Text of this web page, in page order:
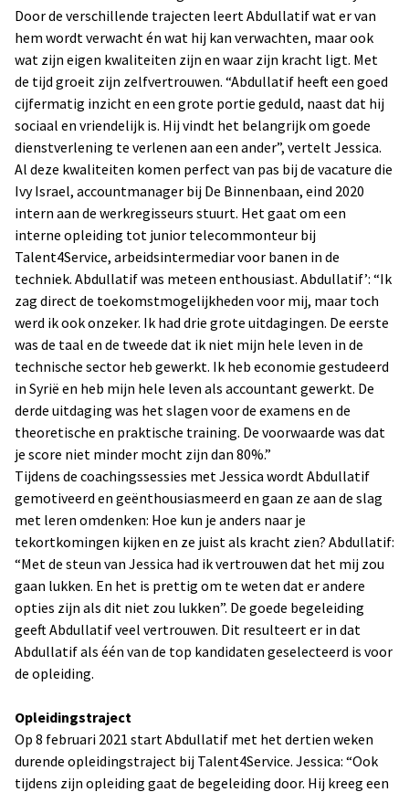
Door de verschillende trajecten leert Abdullatif wat er van
hem wordt verwacht én wat hij kan verwachten, maar ook
wat zijn eigen kwaliteiten zijn en waar zijn kracht ligt. Met
de tijd groeit zijn zelfvertrouwen. “Abdullatif heeft een goed
cijfermatig inzicht en een grote portie geduld, naast dat hij
sociaal en vriendelijk is. Hij vindt het belangrijk om goede
dienstverlening te verlenen aan een ander”, vertelt Jessica.
Al deze kwaliteiten komen perfect van pas bij de vacature die
Ivy Israel, accountmanager bij De Binnenbaan, eind 2020
intern aan de werkregisseurs stuurt. Het gaat om een
interne opleiding tot junior telecommonteur bij
Talent4Service, arbeidsintermediar voor banen in de
techniek. Abdullatif was meteen enthousiast. Abdullatif’: “Ik
zag direct de toekomstmogelijkheden voor mij, maar toch
werd ik ook onzeker. Ik had drie grote uitdagingen. De eerste
was de taal en de tweede dat ik niet mijn hele leven in de
technische sector heb gewerkt. Ik heb economie gestudeerd
in Syrië en heb mijn hele leven als accountant gewerkt. De
derde uitdaging was het slagen voor de examens en de
theoretische en praktische training. De voorwaarde was dat
je score niet minder mocht zijn dan 80%.”
Tijdens de coachingssessies met Jessica wordt Abdullatif
gemotiveerd en geënthousiasmeerd en gaan ze aan de slag
met leren omdenken: Hoe kun je anders naar je
tekortkomingen kijken en ze juist als kracht zien? Abdullatif:
“Met de steun van Jessica had ik vertrouwen dat het mij zou
gaan lukken. En het is prettig om te weten dat er andere
opties zijn als dit niet zou lukken”. De goede begeleiding
geeft Abdullatif veel vertrouwen. Dit resulteert er in dat
Abdullatif als één van de top kandidaten geselecteerd is voor
de opleiding.
Opleidingstraject
Op 8 februari 2021 start Abdullatif met het dertien weken
durende opleidingstraject bij Talent4Service. Jessica: “Ook
tijdens zijn opleiding gaat de begeleiding door. Hij kreeg een